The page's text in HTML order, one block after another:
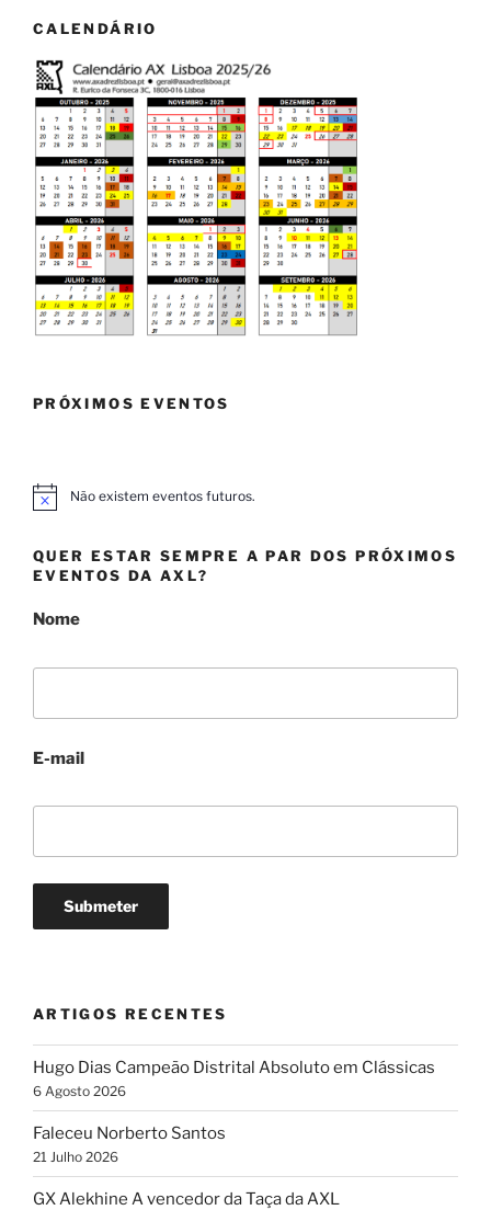
CALENDÁRIO
PRÓXIMOS EVENTOS
A
s
o
Não existem eventos futuros.
QUER ESTAR SEMPRE A PAR DOS PRÓXIMOS
EVENTOS DA AXL?
Nome
E-mail
ARTIGOS RECENTES
Hugo Dias Campeão Distrital Absoluto em Clássicas
6 Agosto 2026
Faleceu Norberto Santos
21 Julho 2026
GX Alekhine A vencedor da Taça da AXL